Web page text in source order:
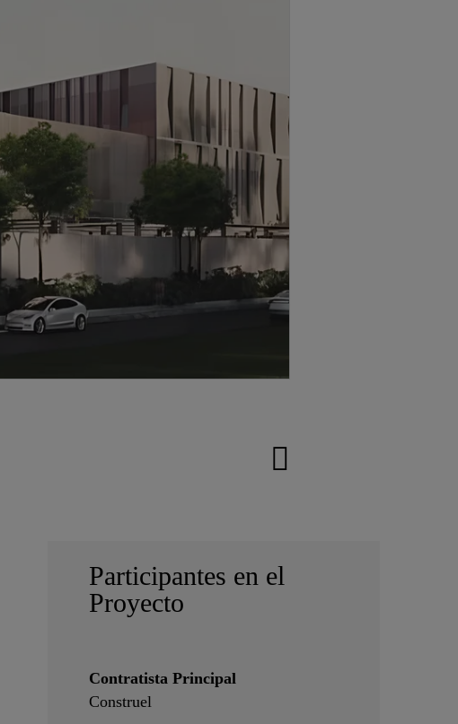
Participantes en el
Proyecto
Contratista Principal
Construel